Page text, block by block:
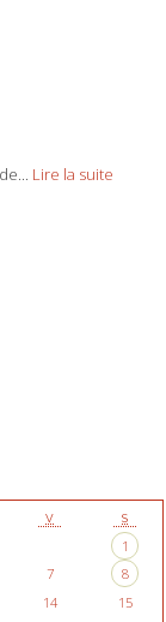
Lire la suite
V S
1
7
8
14
15